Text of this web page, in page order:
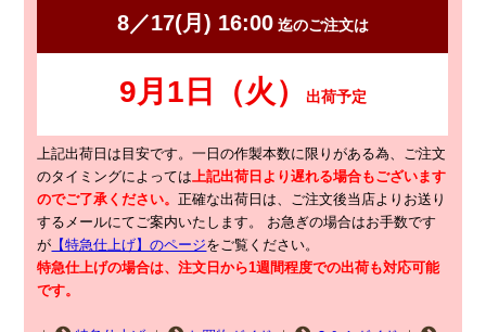
上記出荷日は目安です。一日の作製本数に限りがある為、ご注文
のタイミングによっては上記出荷日より遅れる場合もございます
のでご了承ください。正確な出荷日は、ご注文後当店よりお送り
するメールにてご案内いたします。 お急ぎの場合はお手数です
が 【特急仕上げ】のページをご覧ください。
特急仕上げの場合は、注文日から1週間程度での出荷も対応可能
です。